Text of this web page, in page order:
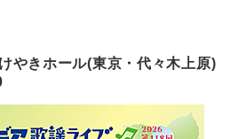
やきホール(東京・代々木上原)